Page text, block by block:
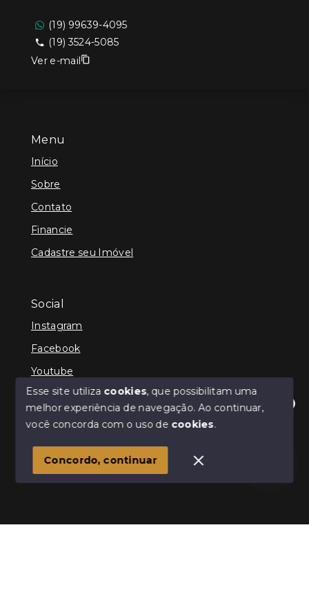
Olá! Estamos disponíveis para te ajudar.
Menu
Início
Sobre
Contato
Financie
Cadastre seu Imóvel
Social
Instagram
Facebook
Youtube
© Copyright 2026 - Schultz Imóveis - Todos os direitos
SITE PARA IMOBILIARIA
(19) 99639-4095
(19) 3524-5085
Ver e-mail
Esse site utiliza cookies, que possibilitam uma
melhor experiência de navegação.Ao continuar,
você concorda com o uso de cookies.
Concordo, continuar